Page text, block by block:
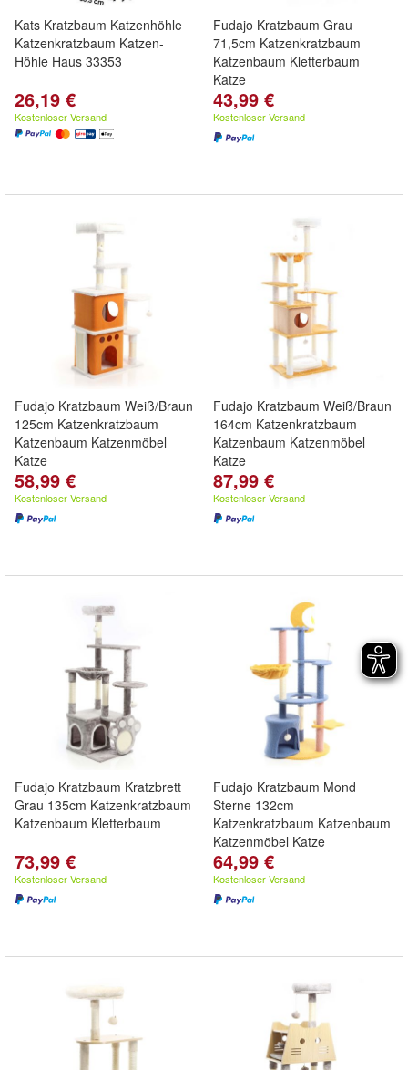
Kats Kratzbaum Katzenhöhle
Katzenkratzbaum Katzen-
Höhle Haus 33353
26,19 €
Kostenloser Versand
Fudajo Kratzbaum Grau
71,5cm Katzenkratzbaum
Katzenbaum Kletterbaum
Katze
43,99 €
Kostenloser Versand
Fudajo Kratzbaum Weiß/Braun
125cm Katzenkratzbaum
Katzenbaum Katzenmöbel
Katze
58,99 €
Kostenloser Versand
Fudajo Kratzbaum Weiß/Braun
164cm Katzenkratzbaum
Katzenbaum Katzenmöbel
Katze
87,99 €
Kostenloser Versand
Fudajo Kratzbaum Kratzbrett
Grau 135cm Katzenkratzbaum
Katzenbaum Kletterbaum
73,99 €
Kostenloser Versand
Fudajo Kratzbaum Mond
Sterne 132cm
Katzenkratzbaum Katzenbaum
Katzenmöbel Katze
64,99 €
Kostenloser Versand